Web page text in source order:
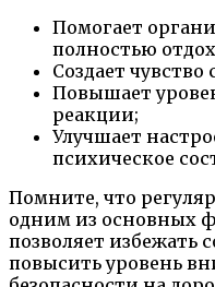
Помогает
полностью
Создает
Повышает
реакции;
Улучшает
психическое
Помните, что
одним из основных
позволяет избежать
повысить уровень